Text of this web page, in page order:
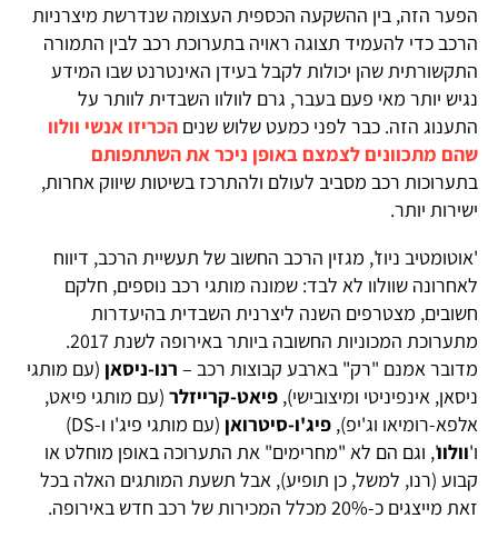
הפער הזה, בין ההשקעה הכספית העצומה שנדרשת מיצרניות
הרכב כדי להעמיד תצוגה ראויה בתערוכת רכב לבין התמורה
התקשורתית שהן יכולות לקבל בעידן האינטרנט שבו המידע
נגיש יותר מאי פעם בעבר, גרם לוולוו השבדית לוותר על
התענוג הזה. כבר לפני כמעט שלוש שנים הכריזו אנשי וולוו
שהם מתכוונים לצמצם באופן ניכר את השתתפותם
בתערוכות רכב מסביב לעולם ולהתרכז בשיטות שיווק אחרות,
ישירות יותר.
'אוטומטיב ניוז', מגזין הרכב החשוב של תעשיית הרכב, דיווח
לאחרונה שוולוו לא לבד: שמונה מותגי רכב נוספים, חלקם
חשובים, מצטרפים השנה ליצרנית השבדית בהיעדרות
מתערוכת המכוניות החשובה ביותר באירופה לשנת 2017.
מדובר אמנם "רק" בארבע קבוצות רכב – רנו-ניסאן (עם מותגי
ניסאן, אינפיניטי ומיצובישי), פיאט-קרייזלר (עם מותגי פיאט,
אלפא-רומיאו וג'יפ), פיג'ו-סיטרואן
(עם מותגי פיג'ו ו-DS)
ו'וולוו', וגם הם לא "מחרימים" את התערוכה באופן מוחלט או
קבוע (רנו, למשל, כן תופיע), אבל תשעת המותגים האלה בכל
זאת מייצגים כ-20% מכלל המכירות של רכב חדש באירופה.